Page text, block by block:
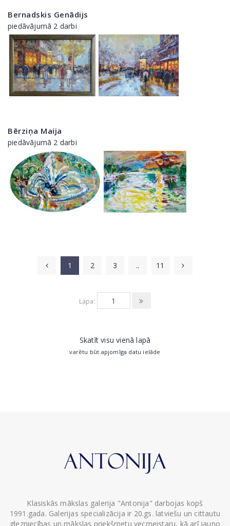
Bernadskis Genādijs
piedāvājumā 2 darbi
Bērziņa Maija
piedāvājumā 2 darbi
1 2 3 .. 11
Lapa:
Skatīt visu vienā lapā
varētu būt apjomīga datu ielāde
Klasiskās mākslas galerija "Antonija" darbojas kopš
1991.gada. Galerijas specializācija ir 20.gs. latviešu un cittautu
glezniecības un mākslas priekšmetu vecmeistaru, kā arī jauno